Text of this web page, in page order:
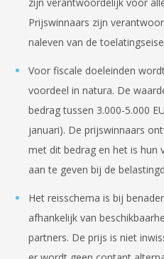
Prijswinnaars zijn
naleven van de
Voor fiscale doeleinden
voordeel in natura. De
bedrag tussen 3.000-5.000
januari). De prijswinnaars
met dit bedrag en het is hun
aan te geven bij de
Het reisschema is bij
afhankelijk van
partners. De prijs is niet